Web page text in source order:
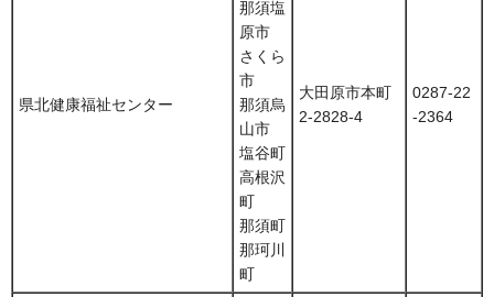
県北健康福祉センター
那須塩
原市
さくら
市
那須烏
山市
塩谷町
高根沢
町
那須町
那珂川
町
大田原市本町
2-2828-4
0287-22
-2364